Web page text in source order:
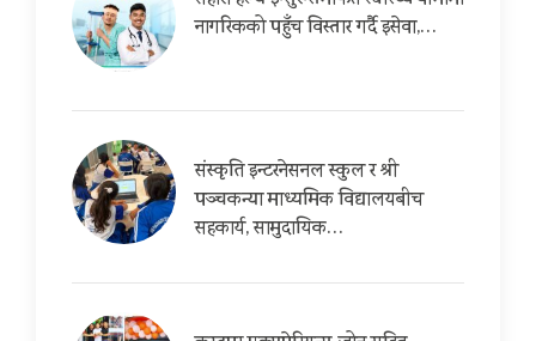
नागरिकको पहुँच विस्तार गर्दै इसेवा,…
संस्कृति इन्टरनेसनल स्कुल र श्री
पञ्चकन्या माध्यमिक विद्यालयबीच
सहकार्य, सामुदायिक…